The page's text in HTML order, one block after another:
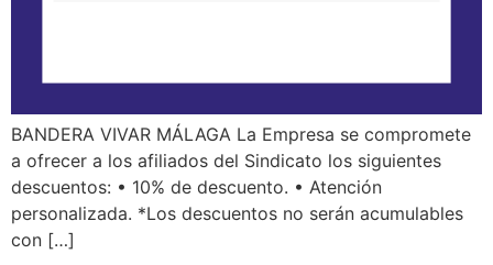
BANDERA VIVAR MÁLAGA La Empresa se compromete
a ofrecer a los afiliados del Sindicato los siguientes
descuentos: • 10% de descuento. • Atención
personalizada. *Los descuentos no serán acumulables
con […]